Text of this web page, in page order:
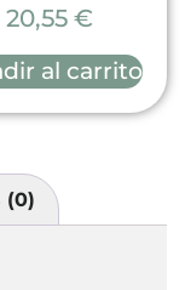
20,55 €
al carrito
(0)